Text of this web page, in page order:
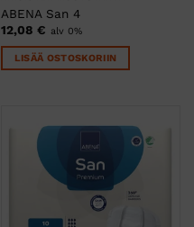
ABENA San 4
12,08 € alv 0%
LISÄÄ OSTOSKORIIN